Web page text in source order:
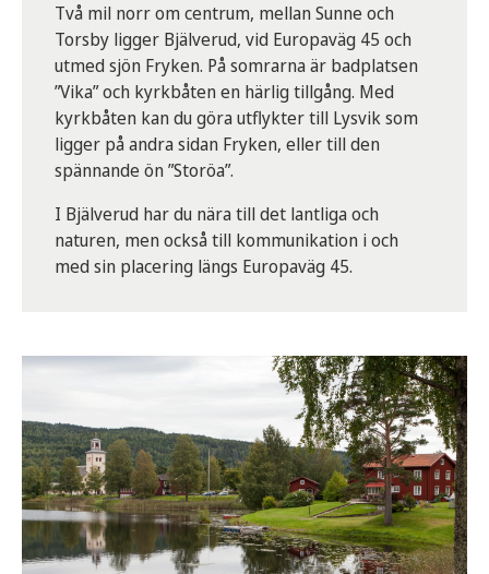
Två mil norr om centrum, mellan Sunne och
Torsby ligger Bjälverud, vid Europaväg 45 och
utmed sjön Fryken. På somrarna är badplatsen
”Vika” och kyrkbåten en härlig tillgång. Med
kyrkbåten kan du göra utflykter till Lysvik som
ligger på andra sidan Fryken, eller till den
spännande ön ”Storöa”.
I Bjälverud har du nära till det lantliga och
naturen, men också till kommunikation i och
med sin placering längs Europaväg 45.